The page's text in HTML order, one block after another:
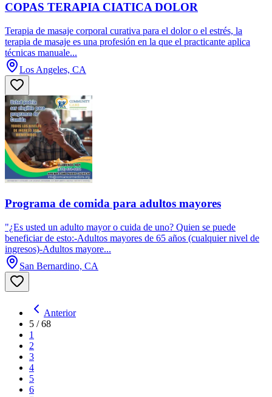
COPAS TERAPIA CIATICA DOLOR
Terapia de masaje corporal curativa para el dolor o el estrés, la
terapia de masaje es una profesión en la que el practicante aplica
técnicas manuale...
Los Angeles, CA
Programa de comida para adultos mayores
"¿Es usted un adulto mayor o cuida de uno? Quien se puede
beneficiar de esto:-Adultos mayores de 65 años (cualquier nivel de
ingresos)-Adultos mayore...
San Bernardino, CA
Anterior
5 /68
1
2
3
4
5
6